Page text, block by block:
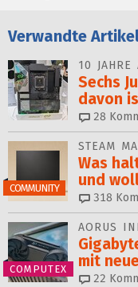
Verwandte
10 JAHRE
Sechs
davon
28
COMMUNITY
STEAM
Was
und
318
COMPUTEX
AORUS
mit
22